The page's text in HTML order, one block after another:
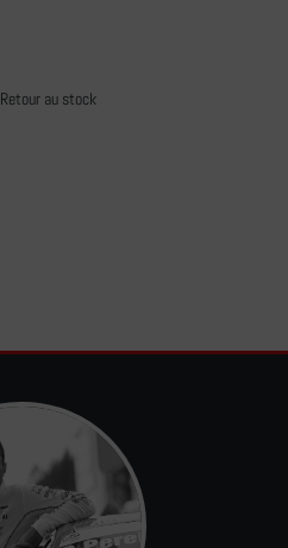
Retour au stock